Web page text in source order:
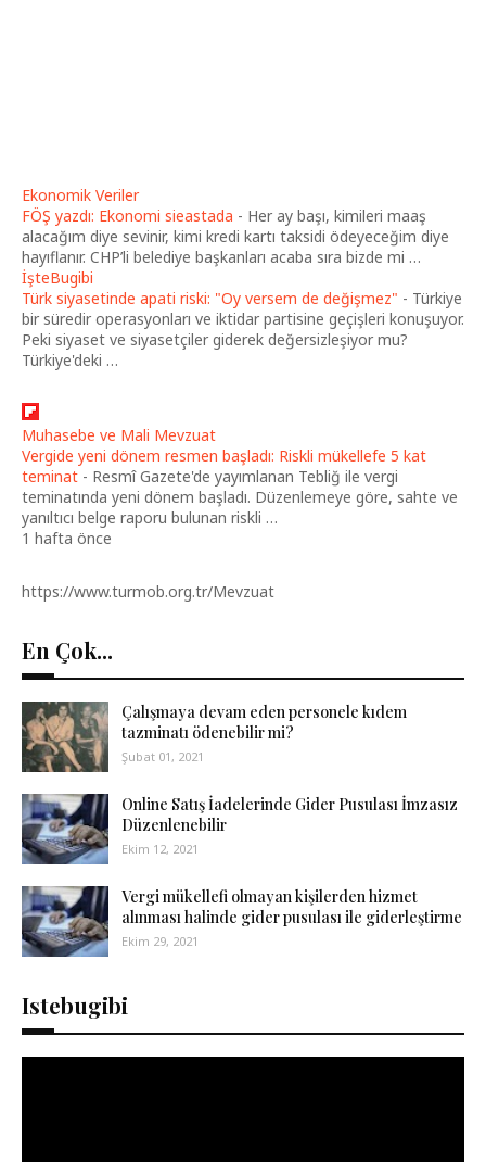
Ekonomik Veriler
FÖŞ yazdı: Ekonomi sieastada - Her ay başı, kimileri maaş
alacağım diye sevinir, kimi kredi kartı taksidi ödeyeceğim diye
hayıflanır. CHP’li belediye başkanları acaba sıra bizde mi …
İşteBugibi
Türk siyasetinde apati riski: "Oy versem de değişmez" - Türkiye
bir süredir operasyonları ve iktidar partisine geçişleri konuşuyor.
Peki siyaset ve siyasetçiler giderek değersizleşiyor mu?
Türkiye'deki …
Muhasebe ve Mali Mevzuat
Vergide yeni dönem resmen başladı: Riskli mükellefe 5 kat
teminat - Resmî Gazete'de yayımlanan Tebliğ ile vergi
teminatında yeni dönem başladı. Düzenlemeye göre, sahte ve
yanıltıcı belge raporu bulunan riskli …
1 hafta önce
https://www.turmob.org.tr/Mevzuat
En Çok...
Çalışmaya devam eden personele kıdem
tazminatı ödenebilir mi?
Şubat 01, 2021
Online Satış İadelerinde Gider Pusulası İmzasız
Düzenlenebilir
Ekim 12, 2021
Vergi mükellefi olmayan kişilerden hizmet
alınması halinde gider pusulası ile giderleştirme
Ekim 29, 2021
Istebugibi